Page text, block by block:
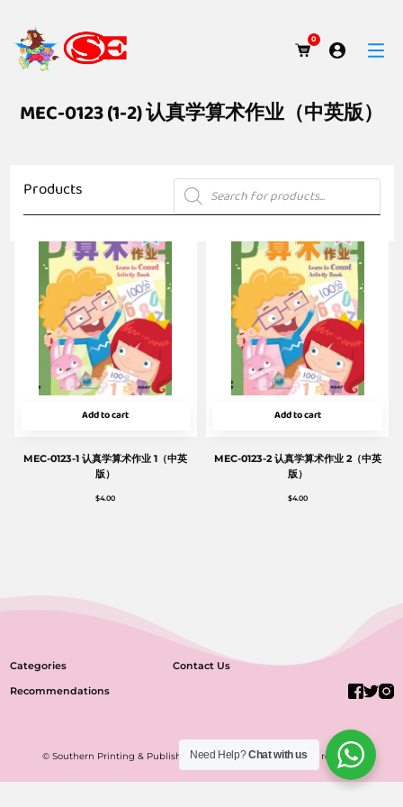
0
MEC-0123 (1-2) 认真学算术作业（中英版）
Products Products
search
Add to cart
MEC-0123-1 认真学算术作业 1（中英
版）
$4.00
Add to cart
MEC-0123-2 认真学算术作业 2（中英
版）
$4.00
Categories
Recommendations
Contact Us
© Southern Printing & Publishing Co Pte Ltd 2022. All rights reserved.
Need Help?Chat with us